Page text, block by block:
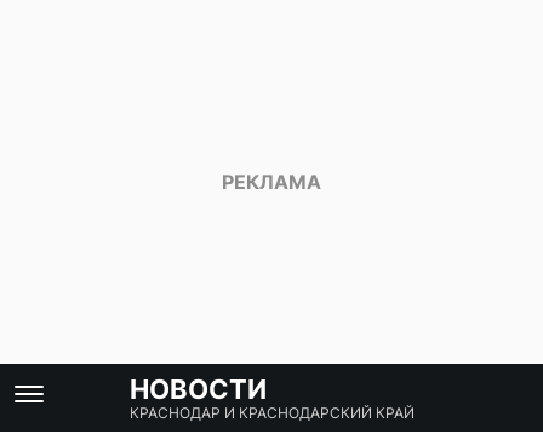
НОВОСТИ
КРАСНОДАР И КРАСНОДАРСКИЙ КРАЙ